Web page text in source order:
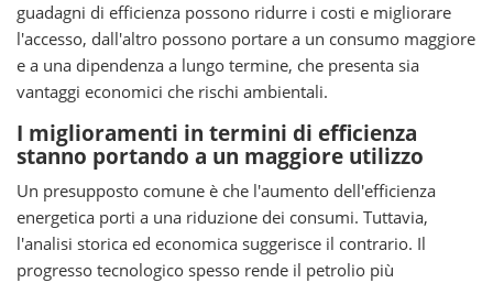
guadagni di efficienza possono ridurre i costi e migliorare
l'accesso, dall'altro possono portare a un consumo maggiore
e a una dipendenza a lungo termine, che presenta sia
vantaggi economici che rischi ambientali.
I miglioramenti in termini di efficienza
stanno portando a un maggiore utilizzo
Un presupposto comune è che l'aumento dell'efficienza
energetica porti a una riduzione dei consumi. Tuttavia,
l'analisi storica ed economica suggerisce il contrario. Il
progresso tecnologico spesso rende il petrolio più